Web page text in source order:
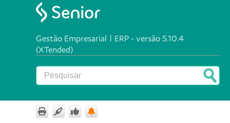
Gestão Empresarial | ERP - versão 5.10.4
(XTended)